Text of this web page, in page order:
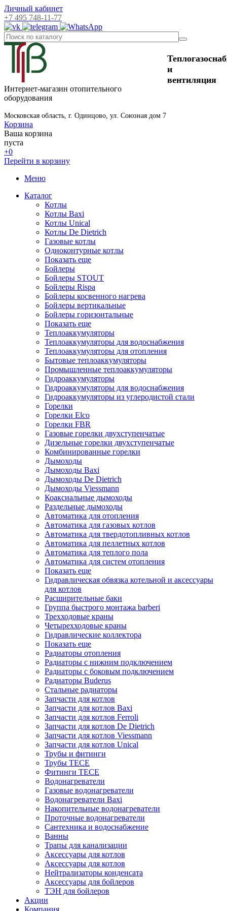
Личный кабинет
+7 495 748-11-77
и
вентиляция
Интернет-магазин отопительного
оборудования
Московская область, г. Одинцово, ул. Союзная дом 7
Корзина
Ваша корзина
пуста
+0
Перейти в корзину
Меню
Каталог
Котлы
Котлы Baxi
Котлы Unical
Котлы De Dietrich
Газовые котлы
Одноконтурные котлы
Показать еще
Бойлеры
Бойлеры STOUT
Бойлеры Rispa
Бойлеры косвенного нагрева
Бойлеры вертикальные
Бойлеры горизонтальные
Показать еще
Теплоаккумуляторы
Теплоаккумуляторы для водоснабжения
Теплоаккумуляторы для отопления
Бытовые теплоаккумуляторы
Промышленные теплоаккумуляторы
Гидроаккумуляторы
Гидроаккумуляторы для водоснабжения
Гидроаккумуляторы из углеродистой стали
Горелки
Горелки Elco
Горелки FBR
Газовые горелки двухступенчатые
Дизельные горелки двухступенчатые
Комбинированные горелки
Дымоходы
Дымоходы Baxi
Дымоходы De Dietrich
Дымоходы Viessmann
Коаксиальные дымоходы
Раздельные дымоходы
Автоматика для отопления
Автоматика для газовых котлов
Автоматика для твердотопливных котлов
Автоматика для пеллетных котлов
Автоматика для теплого пола
Автоматика для систем отопления
Показать еще
Гидравлическая обвязка котельной и аксессуары
для котлов
Расширительные баки
Группа быстрого монтажа barberi
Трехходовые краны
Четырехходовые краны
Гидравлические коллектора
Показать еще
Радиаторы отопления
Радиаторы с нижним подключением
Радиаторы с боковым подключением
Радиаторы Buderus
Стальные радиаторы
Запчасти для котлов
Запчасти для котлов Baxi
Запчасти для котлов Ferroli
Запчасти для котлов De Dietrich
Запчасти для котлов Viessmann
Запчасти для котлов Unical
Трубы и фитинги
Трубы TECE
Фитинги TECE
Водонагреватели
Газовые водонагреватели
Водонагреватели Baxi
Накопительные водонагреватели
Проточные водонагреватели
Сантехника и водоснабжение
Ванны
Трапы для канализации
Аксессуары для котлов
Аксессуары для котлов
Нейтрализаторы конденсата
Аксессуары для бойлеров
ТЭН для бойлеров
Акции
Компания